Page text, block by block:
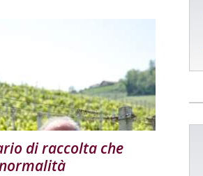
di raccolta che